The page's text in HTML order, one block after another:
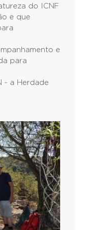
do ICNF
e que
e
para
- a Herdade